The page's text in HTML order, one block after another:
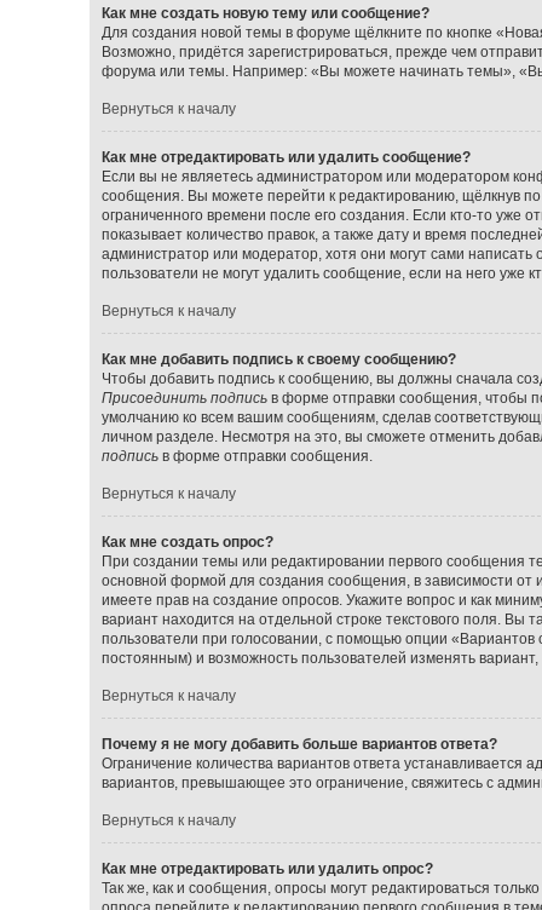
Как мне создать новую тему или сообщение?
Для создания новой темы в форуме щёлкните по кнопке
Возможно, придётся зарегистрироваться, прежде чем
форума или темы. Например: «Вы можете начинать темы»,
Вернуться к началу
Как мне отредактировать или удалить сообщение?
Если вы не являетесь администратором или модератором
сообщения. Вы можете перейти к редактированию, щёлкнув
ограниченного времени после его создания. Если кто-то уже
показывает количество правок, а также дату и время
администратор или модератор, хотя они могут сами
пользователи не могут удалить сообщение, если на него уже
Вернуться к началу
Как мне добавить подпись к своему сообщению?
Чтобы добавить подпись к сообщению, вы должны сначала
Присоединить подписьв форме отправки сообщения, чтобы
умолчанию ко всем вашим сообщениям, сделав
личном разделе. Несмотря на это, вы сможете отменить
подписьв форме отправки сообщения.
Вернуться к началу
Как мне создать опрос?
При создании темы или редактировании первого сообщения
основной формой для создания сообщения, в зависимости от
имеете прав на создание опросов. Укажите вопрос и как
вариант находится на отдельной строке текстового поля. Вы
пользователи при голосовании, с помощью опции «Вариантов
постоянным) и возможность пользователей изменять
Вернуться к началу
Почему я не могу добавить больше вариантов ответа?
Ограничение количества вариантов ответа
вариантов, превышающее это ограничение, свяжитесь с
Вернуться к началу
Как мне отредактировать или удалить опрос?
Так же, как и сообщения, опросы могут редактироваться